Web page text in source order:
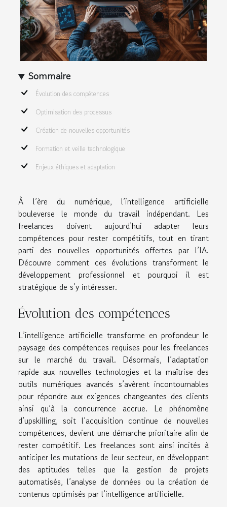
Sommaire
Évolution des compétences
Optimisation des processus
Création de nouvelles opportunités
Formation et veille technologique
Enjeux éthiques et adaptation
À l’ère du numérique, l’intelligence artificielle
bouleverse le monde du travail indépendant. Les
freelances doivent aujourd’hui adapter leurs
compétences pour rester compétitifs, tout en tirant
parti des nouvelles opportunités offertes par l’IA.
Découvre comment ces évolutions transforment le
développement professionnel et pourquoi il est
stratégique de s’y intéresser.
Évolution des compétences
L’intelligence artificielle transforme en profondeur le
paysage des compétences requises pour les freelances
sur le marché du travail. Désormais, l’adaptation
rapide aux nouvelles technologies et la maîtrise des
outils numériques avancés s’avèrent incontournables
pour répondre aux exigences changeantes des clients
ainsi qu’à la concurrence accrue. Le phénomène
d’upskilling, soit l’acquisition continue de nouvelles
compétences, devient une démarche prioritaire afin de
rester compétitif. Les freelances sont ainsi incités à
anticiper les mutations de leur secteur, en développant
des aptitudes telles que la gestion de projets
automatisés, l’analyse de données ou la création de
contenus optimisés par l’intelligence artificielle.